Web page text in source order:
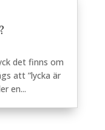
det finns om
att ”lycka är
en...